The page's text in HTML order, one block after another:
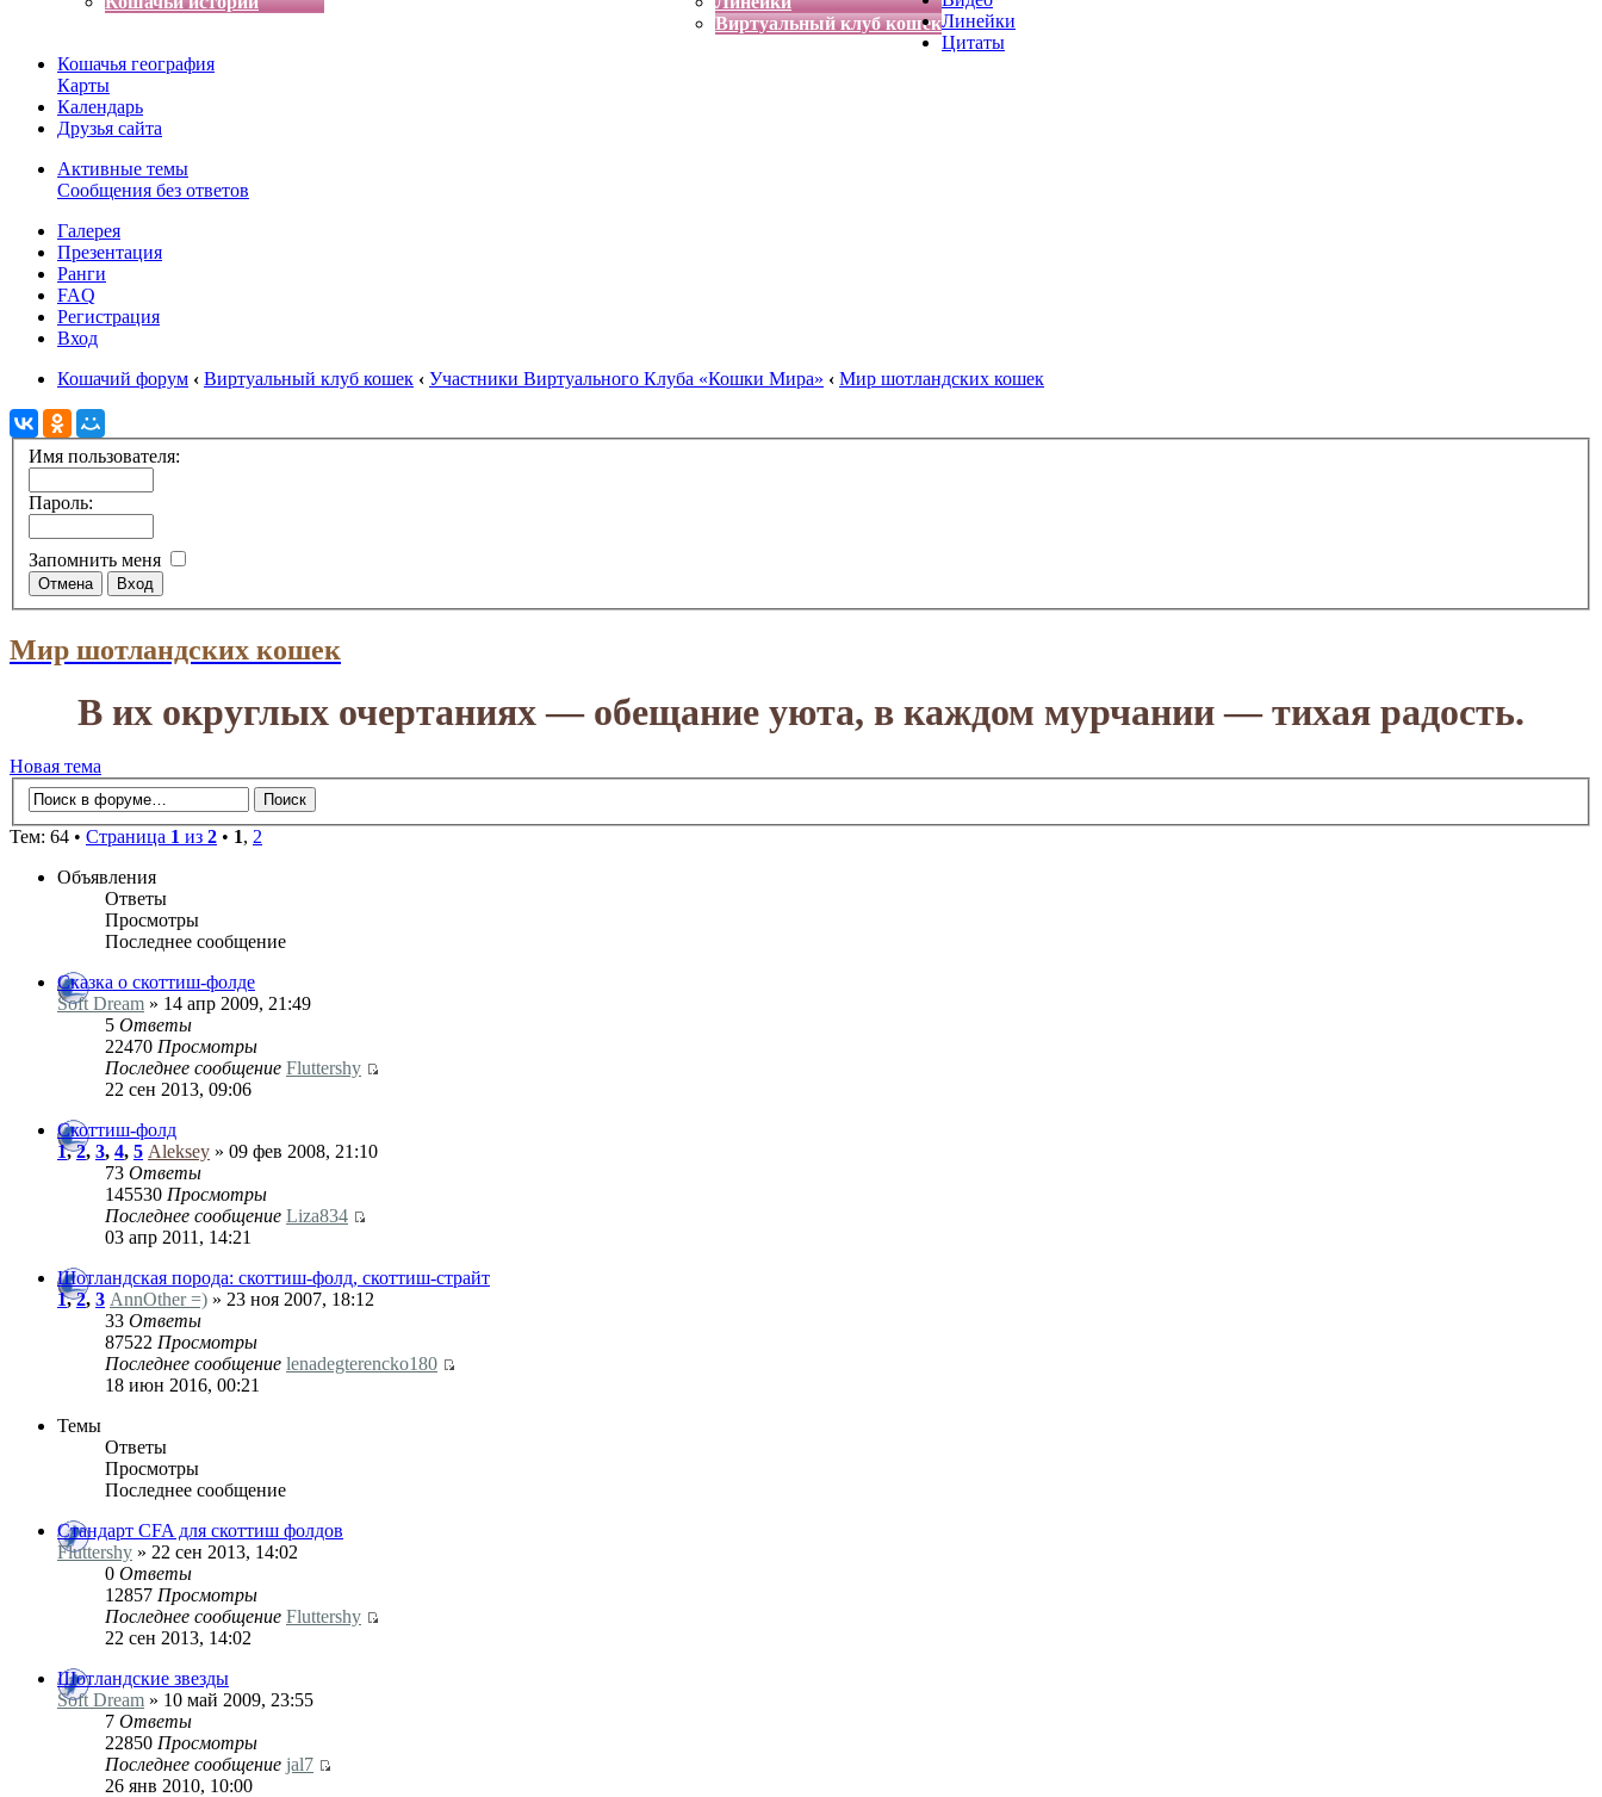
Виртуальный клуб кошекЛинейки
Цитаты
Кошачья география
Карты
Календарь
Друзья сайта
Активные темы
Сообщения без ответов
Галерея
Презентация
Ранги
FAQ
Регистрация
Вход
Кошачий форум ‹ Виртуальный клуб кошек ‹ Участники Виртуального Клуба «Кошки Мира» ‹ Мир шотландских кошек
Имя пользователя:
Пароль:
Запомнить меня
Мир шотландских кошек
В их округлых очертаниях — обещание уюта, в каждом мурчании — тихая радость.
Новая тема
Тем: 64 • Страница 1 из 2 • 1, 2
Объявления
Ответы
Просмотры
Последнее сообщение
Сказка о скоттиш-фолде
Soft Dream » 14 апр 2009, 21:49
5 Ответы
22470 Просмотры
Последнее сообщение Fluttershy
22 сен 2013, 09:06
Скоттиш-фолд
1,2, 3, 4, 5 Aleksey » 09 фев 2008, 21:10
73 Ответы
145530 Просмотры
Последнее сообщение Liza834
03 апр 2011, 14:21
Шотландская порода: скоттиш-фолд, скоттиш-страйт
1,2, 3 AnnOther =) » 23 ноя 2007, 18:12
33 Ответы
87522 Просмотры
Последнее сообщение lenadegterencko180
18 июн 2016, 00:21
Темы
Ответы
Просмотры
Последнее сообщение
Стандарт CFA для скоттиш фолдов
Fluttershy » 22 сен 2013, 14:02
0 Ответы
12857 Просмотры
Последнее сообщение Fluttershy
22 сен 2013, 14:02
Шотландские звезды
Soft Dream » 10 май 2009, 23:55
7 Ответы
22850 Просмотры
Последнее сообщение jal7
26 янв 2010, 10:00